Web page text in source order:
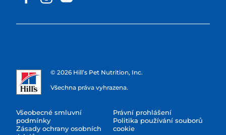
© 2026 Hill’s Pet Nutrition, Inc.
Všechna práva vyhrazena.
Všeobecné smluvní
podmínky
Zásady ochrany osobních
Právní prohlášení
Politika používání souborů
cookie